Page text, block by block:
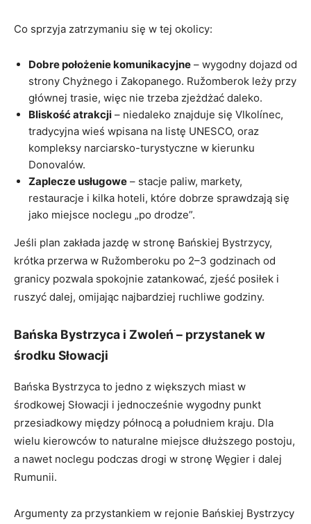
Co sprzyja zatrzymaniu się w tej okolicy:
Dobre położenie komunikacyjne – wygodny dojazd od
strony Chyżnego i Zakopanego. Ružomberok leży przy
głównej trasie, więc nie trzeba zjeżdżać daleko.
Bliskość atrakcji – niedaleko znajduje się Vlkolínec,
tradycyjna wieś wpisana na listę UNESCO, oraz
kompleksy narciarsko-turystyczne w kierunku
Donovalów.
Zaplecze usługowe – stacje paliw, markety,
restauracje i kilka hoteli, które dobrze sprawdzają się
jako miejsce noclegu „po drodze”.
Jeśli plan zakłada jazdę w stronę Bańskiej Bystrzycy,
krótka przerwa w Ružomberoku po 2–3 godzinach od
granicy pozwala spokojnie zatankować, zjeść posiłek i
ruszyć dalej, omijając najbardziej ruchliwe godziny.
Bańska Bystrzyca i Zwoleń – przystanek w
środku Słowacji
Bańska Bystrzyca to jedno z większych miast w
środkowej Słowacji i jednocześnie wygodny punkt
przesiadkowy między północą a południem kraju. Dla
wielu kierowców to naturalne miejsce dłuższego postoju,
a nawet noclegu podczas drogi w stronę Węgier i dalej
Rumunii.
Argumenty za przystankiem w rejonie Bańskiej Bystrzycy